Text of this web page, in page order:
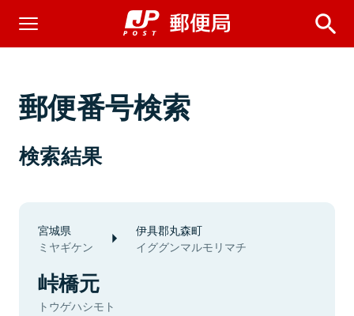
郵便番号検索
検索結果
宮城県
ミヤギケン
伊具郡丸森町
イググンマルモリマチ
峠橋元
トウゲハシモト